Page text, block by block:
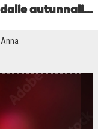
autunnali…